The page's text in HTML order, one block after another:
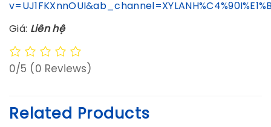
Giá: Liên hệ
0/5 (0 Reviews)
Related Products